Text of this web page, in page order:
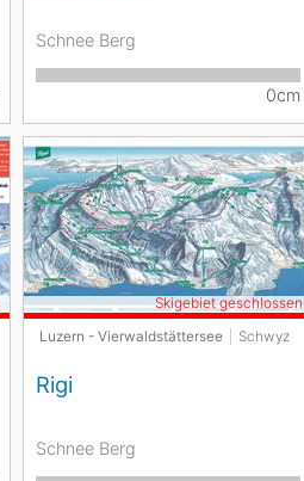
Schnee Berg
0cm
Luzern - Vierwaldstättersee Schwyz
Rigi
Skigebiet geschlossen
Schnee Berg